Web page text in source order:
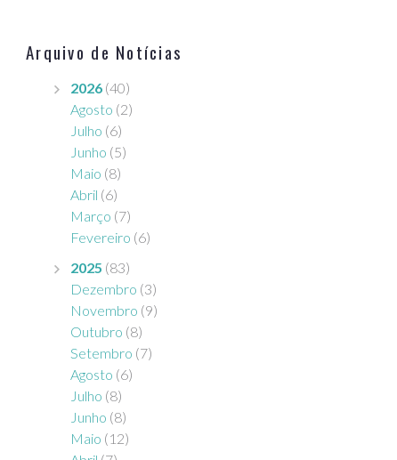
Arquivo de Notícias
2026 (40)
Agosto (2)
Julho (6)
Junho (5)
Maio (8)
Abril (6)
Março (7)
Fevereiro (6)
2025 (83)
Dezembro (3)
Novembro (9)
Outubro (8)
Setembro (7)
Agosto (6)
Julho (8)
Junho (8)
Maio (12)